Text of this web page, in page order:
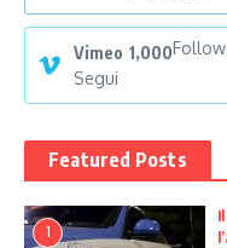
Vimeo 1,000
Segui
Featured Posts
1